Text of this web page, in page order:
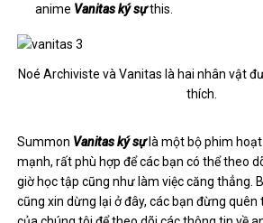
anime Vanitas ký sựthis.
Noé Archiviste và Vanitas là hai nhân vật
thích.
Summon Vanitas ký sự là một bộphim
mạnh, rất phù hợp để các bạn có thể theo
giờ học tập cũng như làm việc căng thẳng.
cũng xin dừng lại ở đây, các bạn đừng